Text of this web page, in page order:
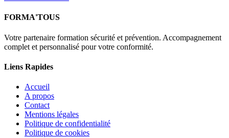
FORMA'TOUS
Votre partenaire formation sécurité et prévention. Accompagnement
complet et personnalisé pour votre conformité.
Liens Rapides
Accueil
A propos
Contact
Mentions légales
Politique de confidentialité
Politique de cookies